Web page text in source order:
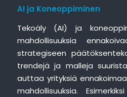
AI ja Koneoppiminen
Tekoäly (AI) ja
mahdollisuuksia
strategiseen
trendejä ja malleja
auttaa yrityksiä
mahdollisuuksia.